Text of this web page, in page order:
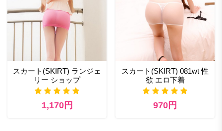
スカート(SKIRT) ランジェ
リー ショップ
1,170円
スカート(SKIRT) 081wt 性
欲 エロ下着
970円